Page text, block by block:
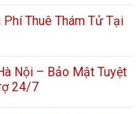
Thuê Thám Tử Tại
Nội – Bảo Mật Tuyệt
24/7